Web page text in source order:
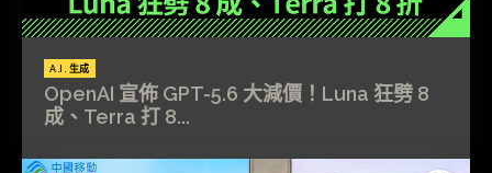
A.I. 生成
OpenAI 宣佈 GPT-5.6 大減價！Luna 狂劈 8
成、Terra 打 8...